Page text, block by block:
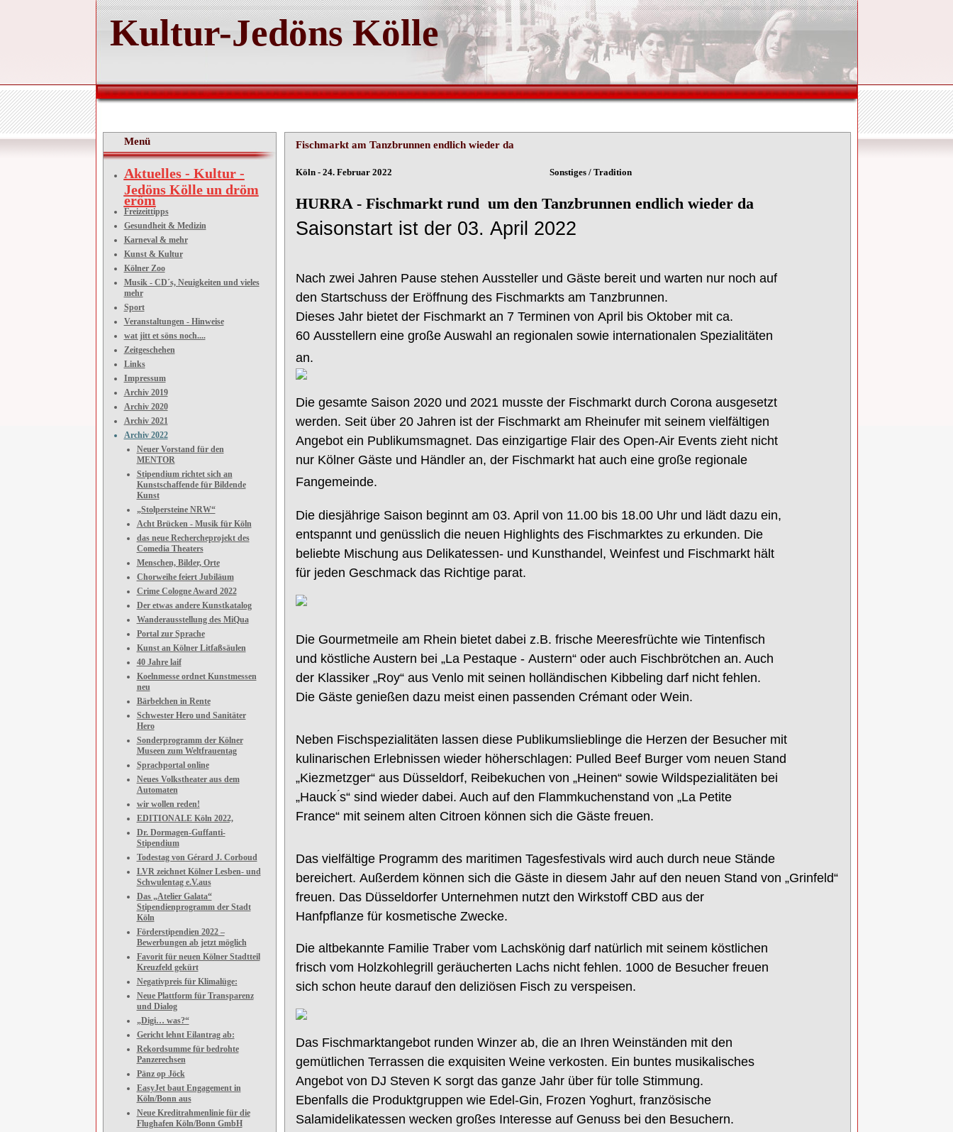
Kultur-Jedöns Kölle
Menü
Aktuelles - Kultur -
Jedöns Kölle un dröm
eröm
Freizeittipps
Gesundheit & Medizin
Karneval & mehr
Kunst & Kultur
Kölner Zoo
Musik - CD´s, Neuigkeiten und vieles
mehr
Sport
Veranstaltungen - Hinweise
wat jitt et söns noch....
Zeitgeschehen
Links
Impressum
Archiv 2019
Archiv 2020
Archiv 2021
Archiv 2022
Neuer Vorstand für den
MENTOR
Stipendium richtet sich an
Kunstschaffende für Bildende
Kunst
„Stolpersteine NRW“
Acht Brücken - Musik für Köln
das neue Rechercheprojekt des
Comedia Theaters
Menschen, Bilder, Orte
Chorweihe feiert Jubiläum
Crime Cologne Award 2022
Der etwas andere Kunstkatalog
Wanderausstellung des MiQua
Portal zur Sprache
Kunst an Kölner Litfaßsäulen
40 Jahre laif
Koelnmesse ordnet Kunstmessen
neu
Bärbelchen in Rente
Schwester Hero und Sanitäter
Hero
Sonderprogramm der Kölner
Museen zum Weltfrauentag
Sprachportal online
Neues Volkstheater aus dem
Automaten
wir wollen reden!
EDITIONALE Köln 2022,
Dr. Dormagen-Guffanti-
Stipendium
Todestag von Gérard J. Corboud
LVR zeichnet Kölner Lesben- und
Schwulentag e.V.aus
Das „Atelier Galata“
Stipendienprogramm der Stadt
Köln
Förderstipendien 2022 –
Bewerbungen ab jetzt möglich
Favorit für neuen Kölner Stadtteil
Kreuzfeld gekürt
Negativpreis für Klimalüge:
Neue Plattform für Transparenz
und Dialog
„Digi… was?“
Gericht lehnt Eilantrag ab:
Rekordsumme für bedrohte
Panzerechsen
Pänz op Jöck
EasyJet baut Engagement in
Köln/Bonn aus
Neue Kreditrahmenlinie für die
Flughafen Köln/Bonn GmbH
Fischmarkt am Tanzbrunnen endlich wieder da
Köln - 24. Februar 2022 Sonstiges / Tradition
HURRA - Fischmarkt rund um den Tanzbrunnen endlich wieder da
Saisonstart ist der 03. April 2022
Nach zwei Jahren Pause stehen Aussteller und Gäste bereit und warten nur noch auf
den Startschuss der Eröffnung des Fischmarkts am Tanzbrunnen.
Dieses Jahr bietet der Fischmarkt an 7 Terminen von April bis Oktober mit ca.
60 Ausstellern eine große Auswahl an regionalen sowie internationalen Spezialitäten
an.
Die gesamte Saison 2020 und 2021 musste der Fischmarkt durch Corona ausgesetzt
werden. Seit über 20 Jahren ist der Fischmarkt am Rheinufer mit seinem vielfältigen
Angebot ein Publikumsmagnet. Das einzigartige Flair des Open-Air Events zieht nicht
nur Kölner Gäste und Händler an, der Fischmarkt hat auch eine große regionale
Fangemeinde.
Die diesjährige Saison beginnt am 03. April von 11.00 bis 18.00 Uhr und lädt dazu ein,
entspannt und genüsslich die neuen Highlights des Fischmarktes zu erkunden. Die
beliebte Mischung aus Delikatessen- und Kunsthandel, Weinfest und Fischmarkt hält
für jeden Geschmack das Richtige parat.
Die Gourmetmeile am Rhein bietet dabei z.B. frische Meeresfrüchte wie Tintenfisch
und köstliche Austern bei „La Pestaque - Austern“ oder auch Fischbrötchen an. Auch
der Klassiker „Roy“ aus Venlo mit seinen holländischen Kibbeling darf nicht fehlen.
Die Gäste genießen dazu meist einen passenden Crémant oder Wein.
Neben Fischspezialitäten lassen diese Publikumslieblinge die Herzen der Besucher mit
kulinarischen Erlebnissen wieder höherschlagen: Pulled Beef Burger vom neuen Stand
„Kiezmetzger“ aus Düsseldorf, Reibekuchen von „Heinen“ sowie Wildspezialitäten bei
„Hauck ́s“ sind wieder dabei. Auch auf den Flammkuchenstand von „La Petite
France“ mit seinem alten Citroen können sich die Gäste freuen.
Das vielfältige Programm des maritimen Tagesfestivals wird auch durch neue Stände
bereichert. Außerdem können sich die Gäste in diesem Jahr auf den neuen Stand von „Grinfeld“
freuen. Das Düsseldorfer Unternehmen nutzt den Wirkstoff CBD aus der
Hanfpflanze für kosmetische Zwecke.
Die altbekannte Familie Traber vom Lachskönig darf natürlich mit seinem köstlichen
frisch vom Holzkohlegrill geräucherten Lachs nicht fehlen. 1000 de Besucher freuen
sich schon heute darauf den deliziösen Fisch zu verspeisen.
Das Fischmarktangebot runden Winzer ab, die an Ihren Weinständen mit den
gemütlichen Terrassen die exquisiten Weine verkosten. Ein buntes musikalisches
Angebot von DJ Steven K sorgt das ganze Jahr über für tolle Stimmung.
Ebenfalls die Produktgruppen wie Edel-Gin, Frozen Yoghurt, französische
Salamidelikatessen wecken großes Interesse auf Genuss bei den Besuchern.